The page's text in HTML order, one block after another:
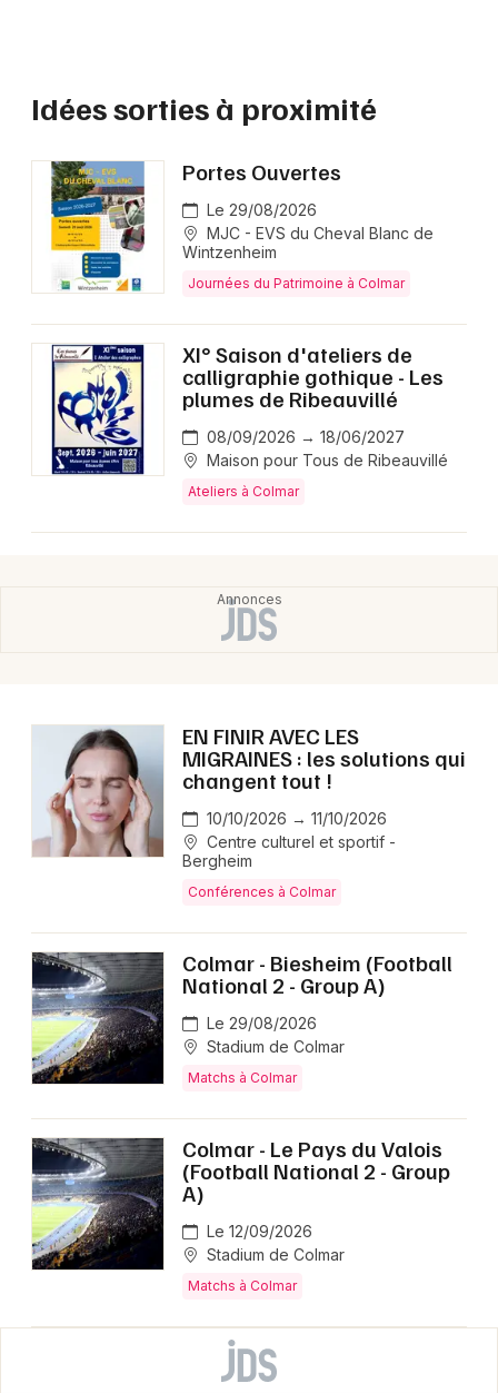
Idées sorties à proximité
Portes Ouvertes
Le 29/08/2026
MJC - EVS du Cheval Blanc de
Wintzenheim
Journées du Patrimoine à Colmar
XI° Saison d'ateliers de
calligraphie gothique - Les
plumes de Ribeauvillé
08/09/2026 → 18/06/2027
Maison pour Tous de Ribeauvillé
Ateliers à Colmar
EN FINIR AVEC LES
MIGRAINES : les solutions qui
changent tout !
10/10/2026 → 11/10/2026
Centre culturel et sportif -
Bergheim
Conférences à Colmar
Colmar - Biesheim (Football
National 2 - Group A)
Le 29/08/2026
Stadium de Colmar
Matchs à Colmar
Colmar - Le Pays du Valois
(Football National 2 - Group
A)
Le 12/09/2026
Stadium de Colmar
Matchs à Colmar